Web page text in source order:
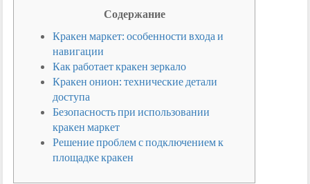
Содержание
Кракен маркет: особенности входа и
навигации
Как работает кракен зеркало
Кракен онион: технические детали
доступа
Безопасность при использовании
кракен маркет
Решение проблем с подключением к
площадке кракен